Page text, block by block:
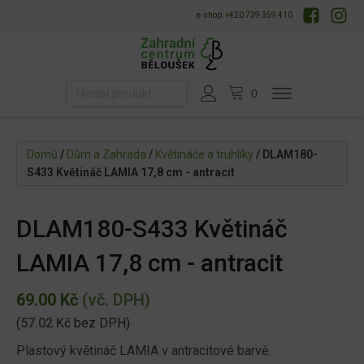
e-shop: +420 739 359 410
Domů / Dům a Zahrada / Květináče a truhlíky / DLAM180-
S433 Květináč LAMIA 17,8 cm - antracit
DLAM180-S433 Květináč
LAMIA 17,8 cm - antracit
69.00 Kč (vč. DPH)
(57.02 Kč bez DPH)
Plastový květináč LAMIA v antracitové barvě.